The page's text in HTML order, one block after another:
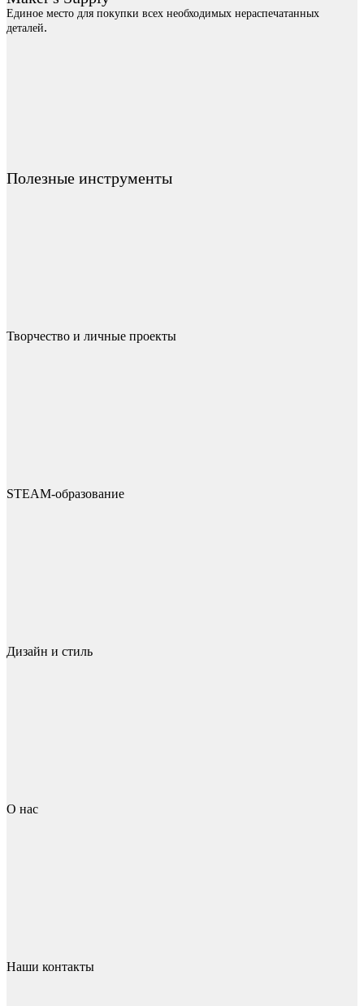
Единое место для покупки всех необходимых нераспечатанных
деталей.
Полезные инструменты
Творчество и личные проекты
STEAM-образование
Дизайн и стиль
О нас
Наши контакты